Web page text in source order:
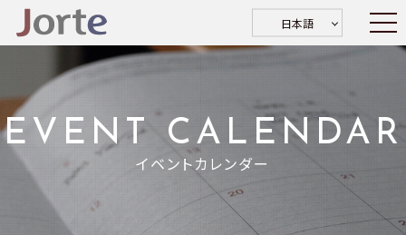
日本語
EVENT CALENDAR
イベントカレンダー